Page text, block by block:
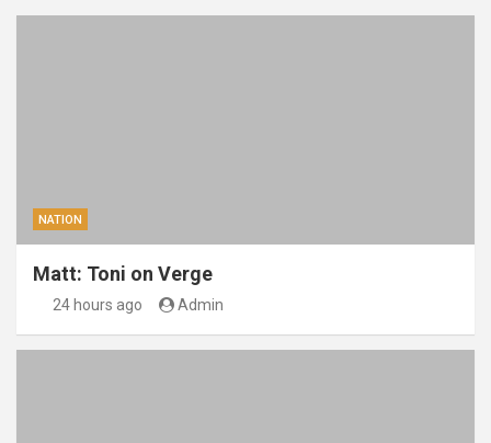
NATION
Matt: Toni on Verge
24 hours ago Admin